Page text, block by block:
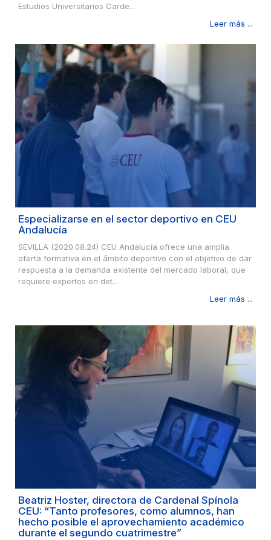
Estudios Universitarios Carde...
Leer más ...
Especializarse en el sector deportivo en CEU
Andalucía
SEVILLA (2020.08.24) CEU Andalucía ofrece una amplia
oferta formativa en el ámbito deportivo con el objetivo de dar
respuesta a la demanda existente del mercado laboral, que
requiere expertos en det...
Leer más ...
Beatriz Hoster, directora de Cardenal Spínola
CEU: “Tanto profesores, como alumnos, han
hecho posible el aprovechamiento académico
durante el segundo cuatrimestre”